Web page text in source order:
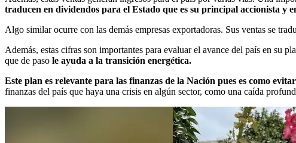
traducen en dividendos para el Estado que es su principal accionista y
Algo similar ocurre con las demás empresas exportadoras. Sus ventas se
Además, estas cifras son importantes para evaluar el avance del país en su
que de paso le ayuda a la transición energética.
Este plan es relevante para las finanzas de la Nación pues es como
finanzas del país que haya una crisis en algún sector, como una caída